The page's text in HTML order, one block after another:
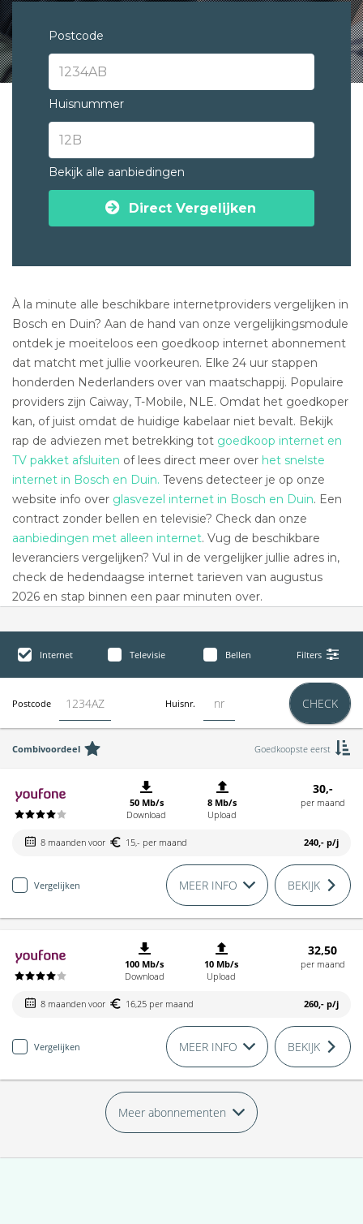
Postcode
Huisnummer
Bekijk alle aanbiedingen
Direct Vergelijken
À la minute alle beschikbare internetproviders vergelijken in
Bosch en Duin? Aan de hand van onze vergelijkingsmodule
ontdek je moeiteloos een goedkoop internet abonnement
dat matcht met jullie voorkeuren. Elke 24 uur stappen
honderden Nederlanders over van maatschappij. Populaire
providers zijn Caiway, T-Mobile, NLE. Omdat het goedkoper
kan, of juist omdat de huidige kabelaar niet bevalt. Bekijk
rap de adviezen met betrekking tot goedkoop internet en
TV pakket afsluiten of lees direct meer over het snelste
internet in Bosch en Duin. Tevens detecteer je op onze
website info over glasvezel internet in Bosch en Duin. Een
contract zonder bellen en televisie? Check dan onze
aanbiedingen met alleen internet. Vug de beschikbare
leveranciers vergelijken? Vul in de vergelijker jullie adres in,
check de hedendaagse internet tarieven van augustus
2026 en stap binnen een paar minuten over.
Internet Televisie Bellen Filters
Postcode Huisnr. CHECK
Combivoordeel Goedkoopste eerst
50 Mb/s
Download
8 Mb/s
Upload
30,-
per maand
8 maanden voor 15,- per maand 240,- p/j
Vergelijken MEER INFO BEKIJK
100 Mb/s
Download
10 Mb/s
Upload
32,50
per maand
8 maanden voor 16,25 per maand 260,- p/j
Vergelijken MEER INFO BEKIJK
Meer abonnementen